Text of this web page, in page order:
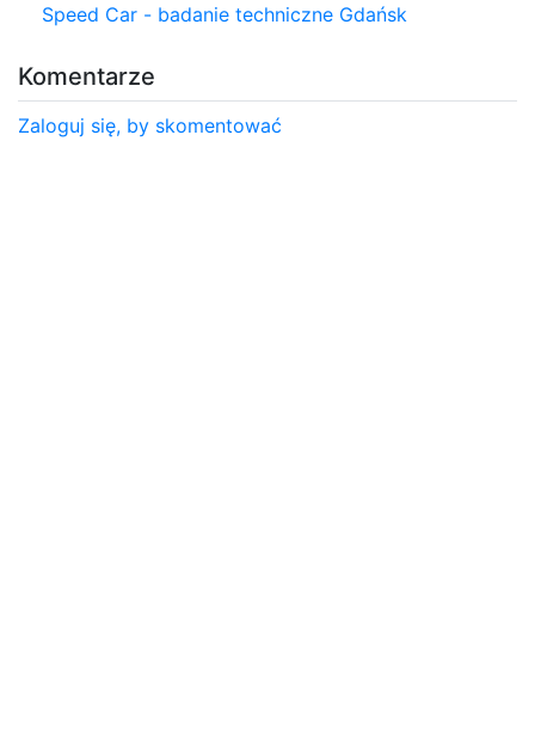
Speed Car - badanie techniczne Gdańsk
Komentarze
Zaloguj się, by skomentować